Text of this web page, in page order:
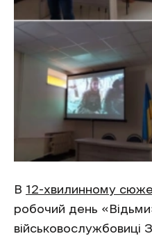
В 12-хвилинному
робочий день
військовослужбовиці